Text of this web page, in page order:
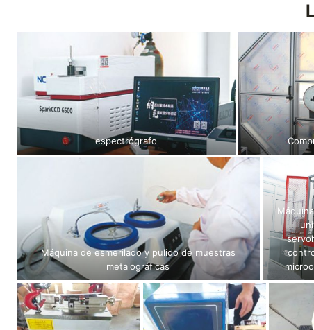
espectrógrafo
Máquina de esmerilado y pulido de muestras
metalográficas